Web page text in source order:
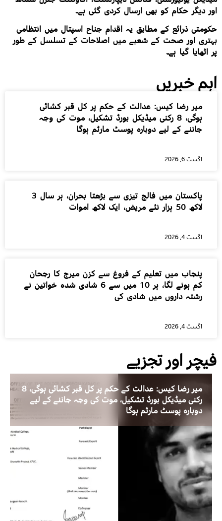
اور دیگر حکام کو بھی ارسال کردی گئی ہے۔
حکومتی ذرائع کے مطابق یہ اقدام جناح اسپتال میں انتظامی
بہتری اور صحت کے شعبے میں اصلاحات کے تسلسل کے طور
پر اٹھایا گیا ہے۔
اہم خبریں
میر رضا کیس: عدالت کے حکم پر کل قبر کشائی
ہوگی، 8 رکنی میڈیکل بورڈ تشکیل، موت کی وجہ
جاننے کے لیے دوبارہ پوسٹ مارٹم ہوگا
اگست 6, 2026
پاکستان میں فالج تیزی سے بڑھتا بحران، ہر سال 3
لاکھ 50 ہزار نئے مریض، ایک لاکھ اموات
اگست 4, 2026
پنجاب میں تعلیم کے فروغ سے کزن میرج کا رجحان
کم ہونے لگا، ہر 10 میں سے 6 شادی شدہ خواتین نے
رشتہ داروں میں شادی کی
اگست 4, 2026
فیچر اور تجزیے
میر رضا کیس: عدالت کے حکم پر کل قبر کشائی ہوگی، 8
رکنی میڈیکل بورڈ تشکیل، موت کی وجہ جاننے کے لیے
دوبارہ پوسٹ مارٹم ہوگا